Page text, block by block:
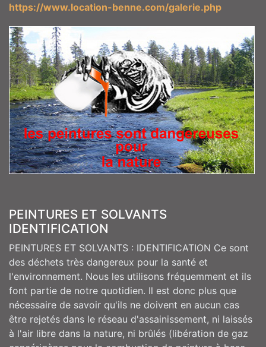
https://www.location-benne.com/galerie.php
PEINTURES ET SOLVANTS
IDENTIFICATION
PEINTURES ET SOLVANTS : IDENTIFICATION Ce sont
des déchets très dangereux pour la santé et
l'environnement. Nous les utilisons fréquemment et ils
font partie de notre quotidien. Il est donc plus que
nécessaire de savoir qu'ils ne doivent en aucun cas
être rejetés dans le réseau d'assainissement, ni laissés
à l'air libre dans la nature, ni brûlés (libération de gaz